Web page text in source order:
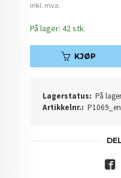
inkl. mva.
På lager: 42 stk.
KJØP
Lagerstatus: På
Artikkelnr.: